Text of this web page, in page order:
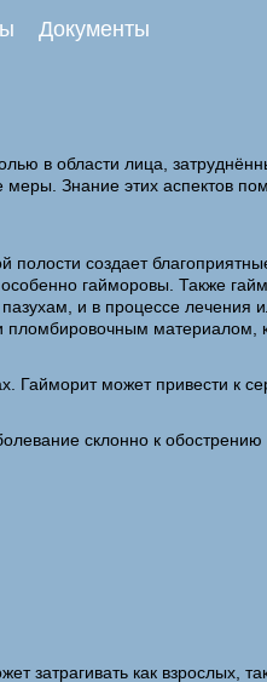
Документы
в области лица,
Знание этих аспектов
создает
гайморовы. Также
и в процессе лечения
пломбировочным материалом,
Гайморит может привести к
склонно к
затрагивать как взрослых,